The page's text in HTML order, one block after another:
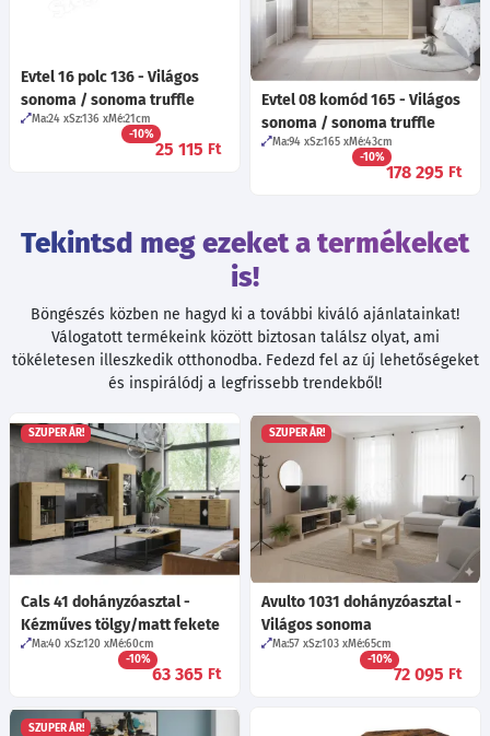
Evtel 16 polc 136 - Világos
sonoma / sonoma truffle
Ma:24 Sz:136 Mé:21cm
-10%
25 115 Ft
Evtel 08 komód 165 - Világos
sonoma / sonoma truffle
Ma:94 Sz:165 Mé:43cm
-10%
178 295 Ft
Tekintsd meg ezeket a termékeket
is!
Böngészés közben ne hagyd ki a további kiváló ajánlatainkat!
Válogatott termékeink között biztosan találsz olyat, ami
tökéletesen illeszkedik otthonodba. Fedezd fel az új lehetőségeket
és inspirálódj a legfrissebb trendekből!
SZUPER ÁR!
Cals 41 dohányzóasztal -
Kézműves tölgy/matt fekete
Ma:40 Sz:120 Mé:60cm
-10%
63 365 Ft
SZUPER ÁR!
Avulto 1031 dohányzóasztal -
Világos sonoma
Ma:57 Sz:103 Mé:65cm
-10%
72 095 Ft
SZUPER ÁR!